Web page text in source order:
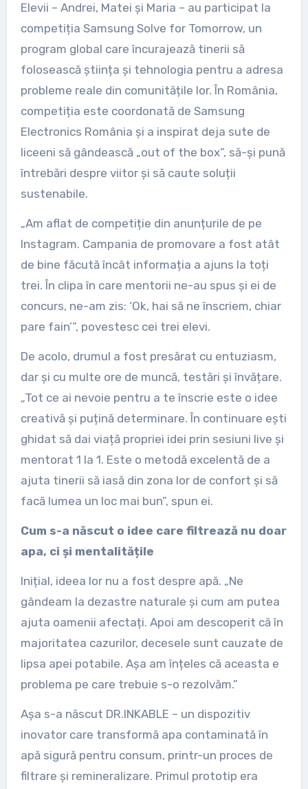
Elevii – Andrei, Matei și Maria – au participat la
competiția Samsung Solve for Tomorrow, un
program global care încurajează tinerii să
folosească știința și tehnologia pentru a adresa
probleme reale din comunitățile lor. În România,
competiția este coordonată de Samsung
Electronics România și a inspirat deja sute de
liceeni să gândească „out of the box”, să-și pună
întrebări despre viitor și să caute soluții
sustenabile.
„Am aflat de competiție din anunțurile de pe
Instagram. Campania de promovare a fost atât
de bine făcută încât informația a ajuns la toți
trei. În clipa în care mentorii ne-au spus și ei de
concurs, ne-am zis: ‘Ok, hai să ne înscriem, chiar
pare fain’”, povestesc cei trei elevi.
De acolo, drumul a fost presărat cu entuziasm,
dar și cu multe ore de muncă, testări și învățare.
„Tot ce ai nevoie pentru a te înscrie este o idee
creativă și puțină determinare. În continuare ești
ghidat să dai viață propriei idei prin sesiuni live și
mentorat 1 la 1. Este o metodă excelentă de a
ajuta tinerii să iasă din zona lor de confort și să
facă lumea un loc mai bun”, spun ei.
Cum s-a născut o idee care filtrează nu doar
apa, ci și mentalitățile
Inițial, ideea lor nu a fost despre apă. „Ne
gândeam la dezastre naturale și cum am putea
ajuta oamenii afectați. Apoi am descoperit că în
majoritatea cazurilor, decesele sunt cauzate de
lipsa apei potabile. Așa am înțeles că aceasta e
problema pe care trebuie s-o rezolvăm.”
Așa s-a născut DR.INKABLE – un dispozitiv
inovator care transformă apa contaminată în
apă sigură pentru consum, printr-un proces de
filtrare și remineralizare. Primul prototip era